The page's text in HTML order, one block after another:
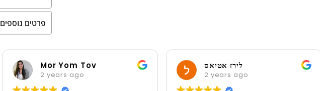
פרטים נוספים
Mor Yom Tov
2 years ago
לירז אטיאס
2 years ago